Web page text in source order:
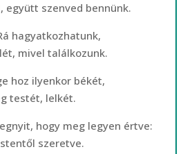
együtt szenved bennünk.
hagyatkozhatunk,
mivel találkozunk.
hoz ilyenkor békét,
testét, lelkét.
hogy meg legyen értve:
szeretve.